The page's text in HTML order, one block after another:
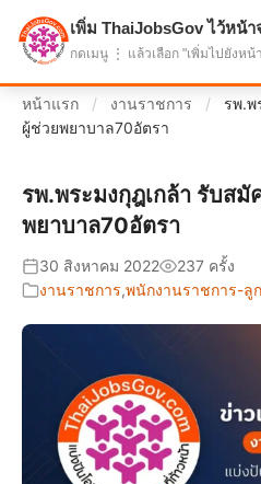
แบ่งปันโอกาส เพื่ออนาคตที่ก้า
หน้าแรก / งานราชการ /
รพ.พ
ผู้ช่วยพยาบาล70อัตรา
รพ.พระมงกุฎเกล้า รับส
พยาบาล70อัตรา
30 สิงหาคม 2022
237 ครั้ง
งานราชการ,พนักงานราชการ-ลู
เพิ่ม ThaiJobsGov ไว้หน้า
กดเมนู ⋮ แล้วเลือก "เพิ่มไปยังหน้